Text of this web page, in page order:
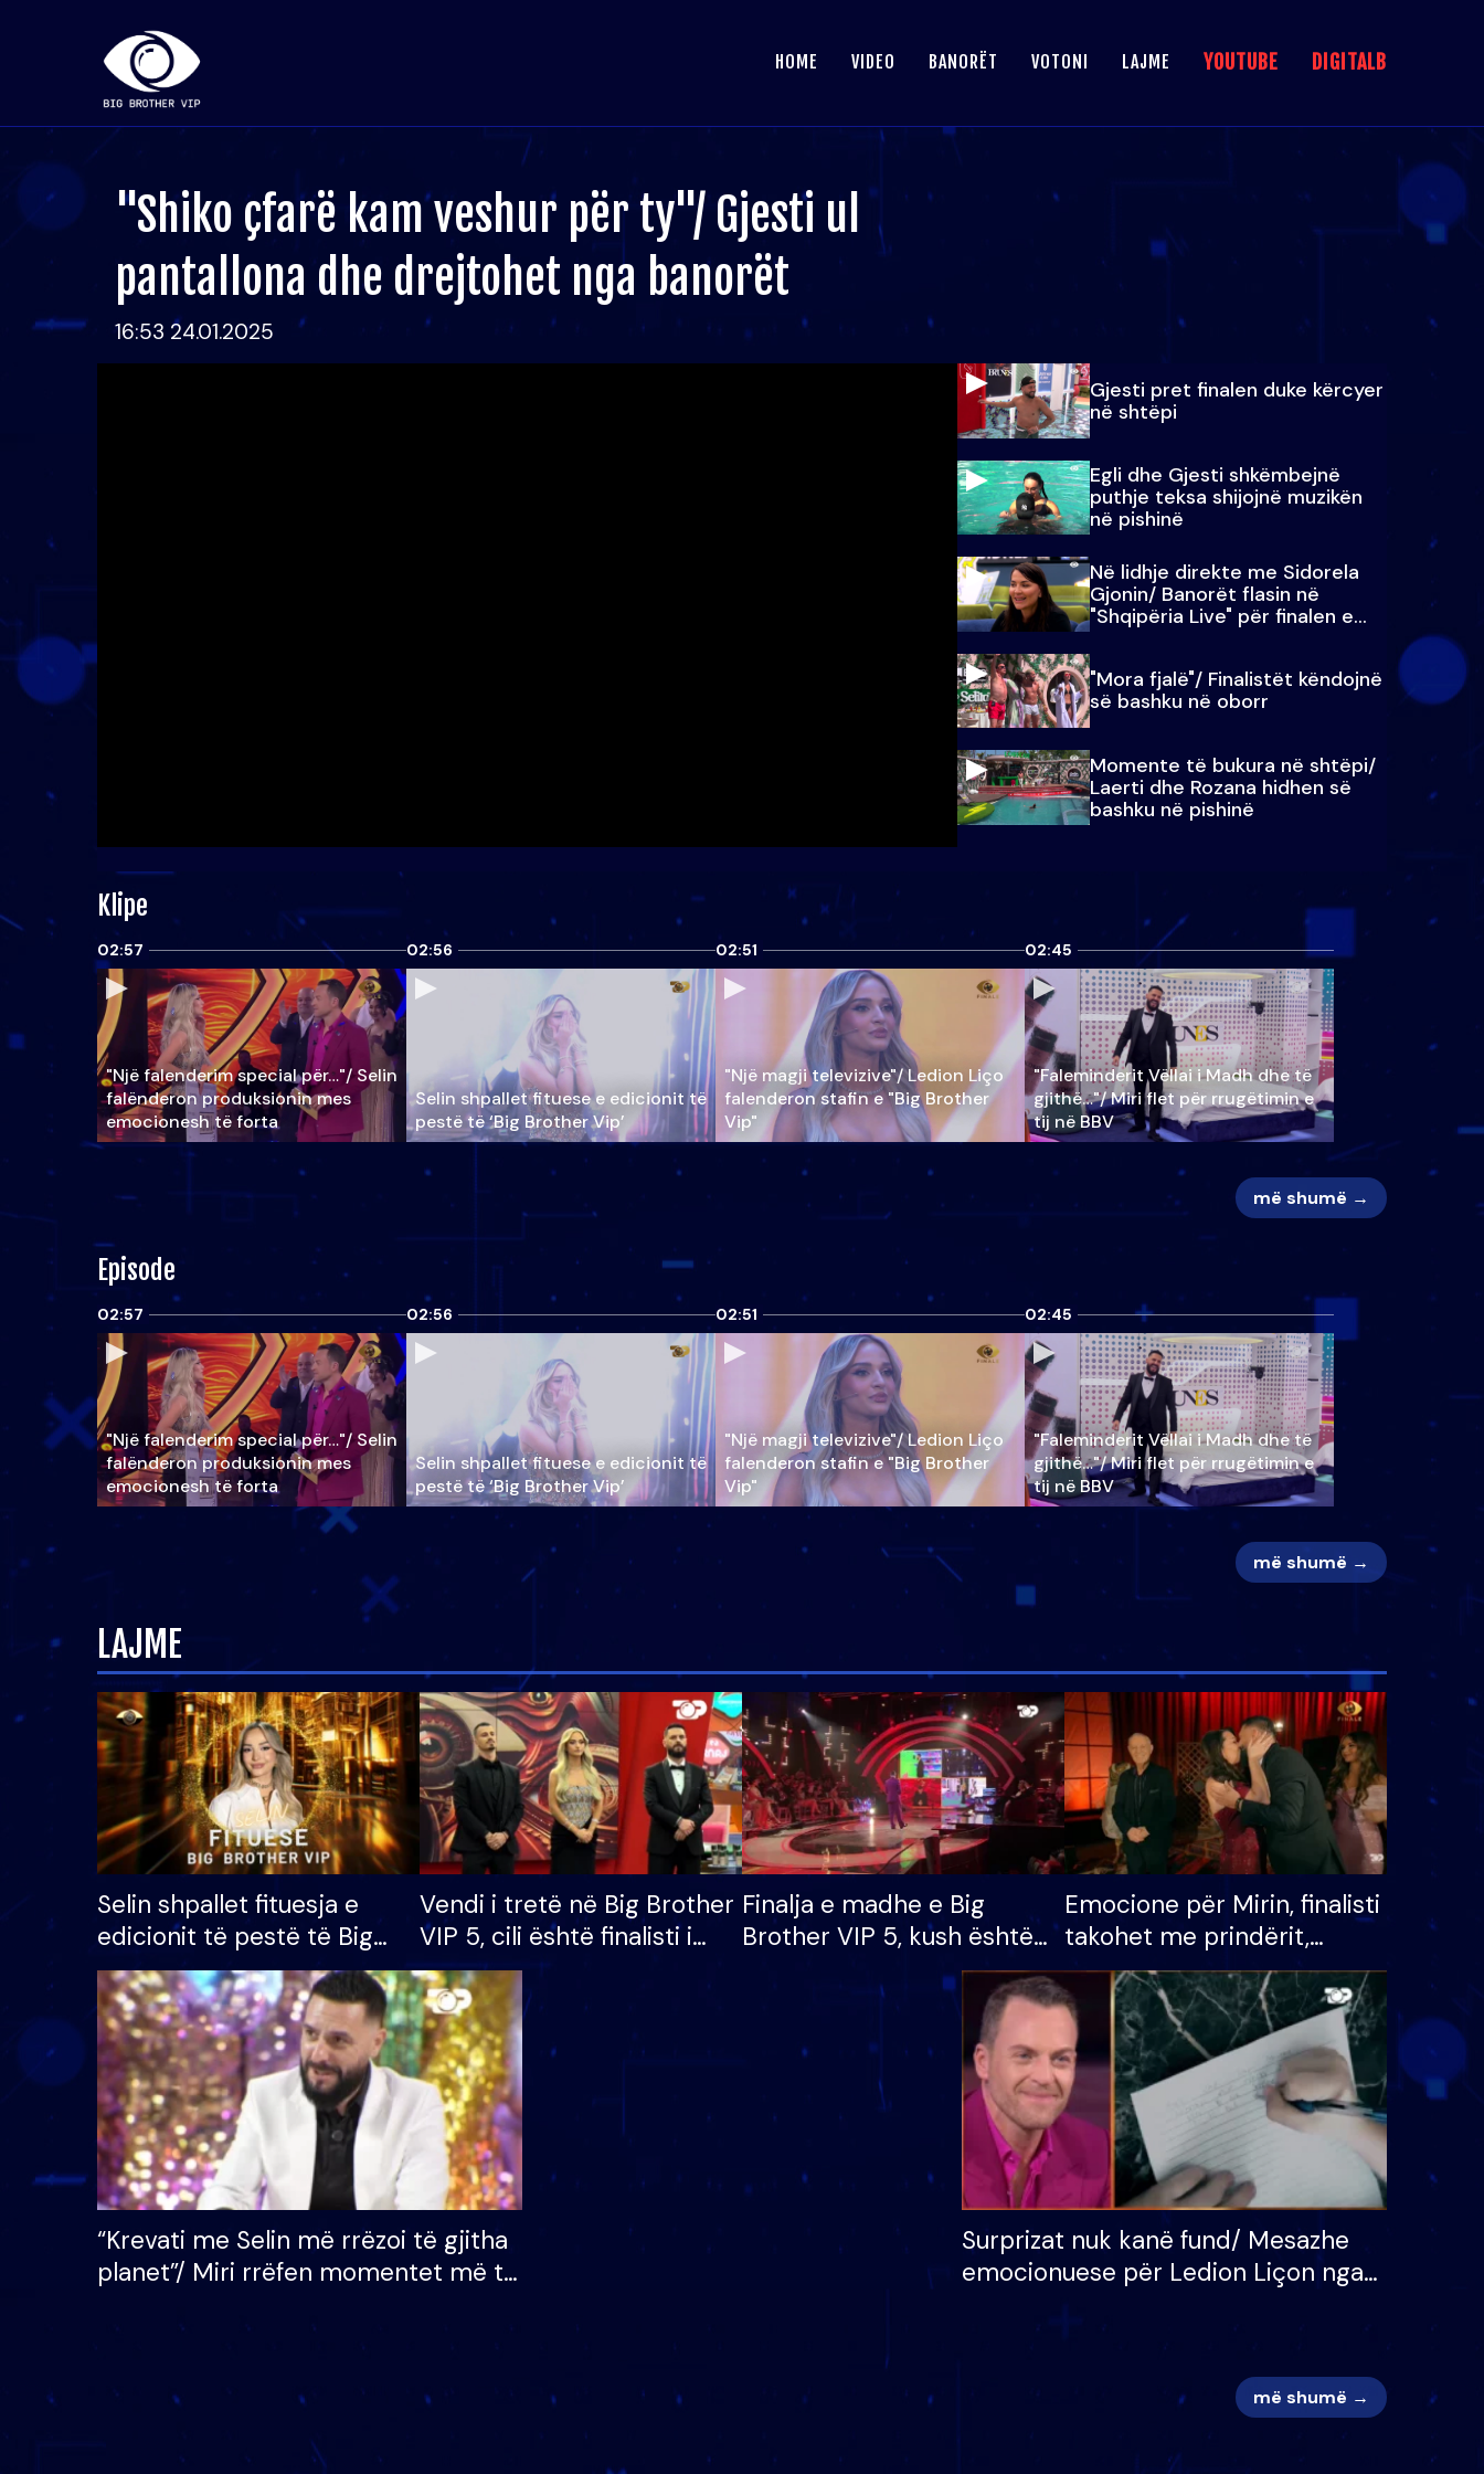
HOME VIDEO BANORËT VOTONI LAJME YOUTUBE DIGITALB
"Shiko çfarë kam veshur për ty"/ Gjesti ul
pantallona dhe drejtohet nga banorët
16:53 24.01.2025
Gjesti pret finalen duke kërcyer
në shtëpi
Egli dhe Gjesti shkëmbejnë
puthje teksa shijojnë muzikën
në pishinë
Në lidhje direkte me Sidorela
Gjonin/ Banorët flasin në
"Shqipëria Live" për finalen e
madhe
"Mora fjalë"/ Finalistët këndojnë
së bashku në oborr
Momente të bukura në shtëpi/
Laerti dhe Rozana hidhen së
bashku në pishinë
Klipe
02:57
"Një falenderim special për…"/ Selin
falënderon produksionin mes
emocionesh të forta
02:56
Selin shpallet fituese e edicionit të
pestë të ‘Big Brother Vip’
02:51
"Një magji televizive"/ Ledion Liço
falenderon stafin e "Big Brother
Vip"
02:45
"Faleminderit Vëllai i Madh dhe të
gjithë…"/ Miri flet për rrugëtimin e
tij në BBV
më shumë →
Episode
02:57
"Një falenderim special për…"/ Selin
falënderon produksionin mes
emocionesh të forta
02:56
Selin shpallet fituese e edicionit të
pestë të ‘Big Brother Vip’
02:51
"Një magji televizive"/ Ledion Liço
falenderon stafin e "Big Brother
Vip"
02:45
"Faleminderit Vëllai i Madh dhe të
gjithë…"/ Miri flet për rrugëtimin e
tij në BBV
më shumë →
LAJME
Selin shpallet fituesja e
edicionit të pestë të Big
Brother VIP, rrëmben
çmimin e madh prej 100
mijë eurosh
Vendi i tretë në Big Brother
VIP 5, cili është finalisti i
radhës që lë shtëpinë
Finalja e madhe e Big
Brother VIP 5, kush është
banori i parë që lë shtëpinë
dhe humb mundësinë për
të fituar çmimin e madh
Emocione për Mirin, finalisti
takohet me prindërit,
vajzën dhe bashkëshorten:
S’kemi ndonjë letër divorci
apo jo?
“Krevati me Selin më rrëzoi të gjitha
planet”/ Miri rrëfen momentet më të
mungojë zilja e mëngjesit kur…
Surprizat nuk kanë fund/ Mesazhe
emocionuese për Ledion Liçon nga
më shumë →